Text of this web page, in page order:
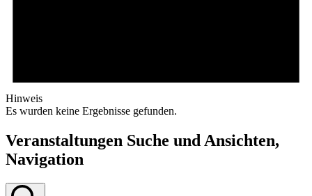
Hinweis
Es wurden keine Ergebnisse gefunden.
Veranstaltungen Suche und Ansichten,
Navigation